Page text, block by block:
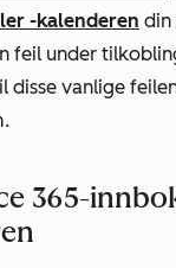
-kalenderen din
feil under
disse vanlige
365-